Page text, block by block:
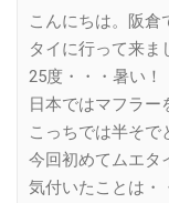
こんにちは。阪倉
タイに行って来ま
25度・・・暑い！
日本ではマフラー
こっちでは半そで
今回初めてムエタ
気付いたことは・